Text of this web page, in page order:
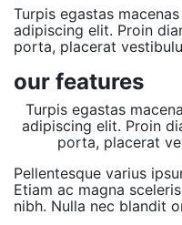
Turpis egastas
adipiscing elit. Proin
porta, placerat
our features
Turpis egastas
adipiscing elit. Proin
porta, placerat
Pellentesque varius
Etiam ac magna
nibh. Nulla nec blandit